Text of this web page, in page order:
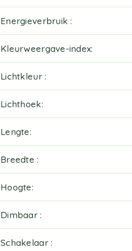
Energieverbruik
Kleurweergave-index
Lichtkleur
Lichthoek
Lengte
Breedte
Hoogte
Dimbaar
Schakelaar